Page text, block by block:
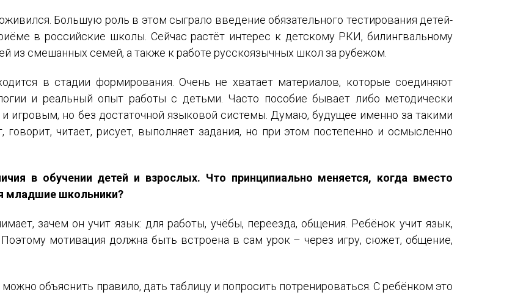
Большую роль в этом сыграло введение обязательного тестирования детей-
в российские школы. Сейчас растёт интерес к детскому РКИ, билингвальному
из смешанных семей, а также к работе русскоязычных школ за рубежом.
в стадии формирования. Очень не хватает материалов, которые соединяют
и реальный опыт работы с детьми. Часто пособие бывает либо методически
игровым, но без достаточной языковой системы. Думаю, будущее именно за такими
говорит, читает, рисует, выполняет задания, но при этом постепенно и осмысленно
в обучении детей и взрослых. Что принципиально меняется, когда вместо
младшие школьники?
зачем он учит язык: для работы, учёбы, переезда, общения. Ребёнок учит язык,
мотивация должна быть встроена в сам урок – через игру, сюжет, общение,
объяснить правило, дать таблицу и попросить потренироваться. С ребёнком это